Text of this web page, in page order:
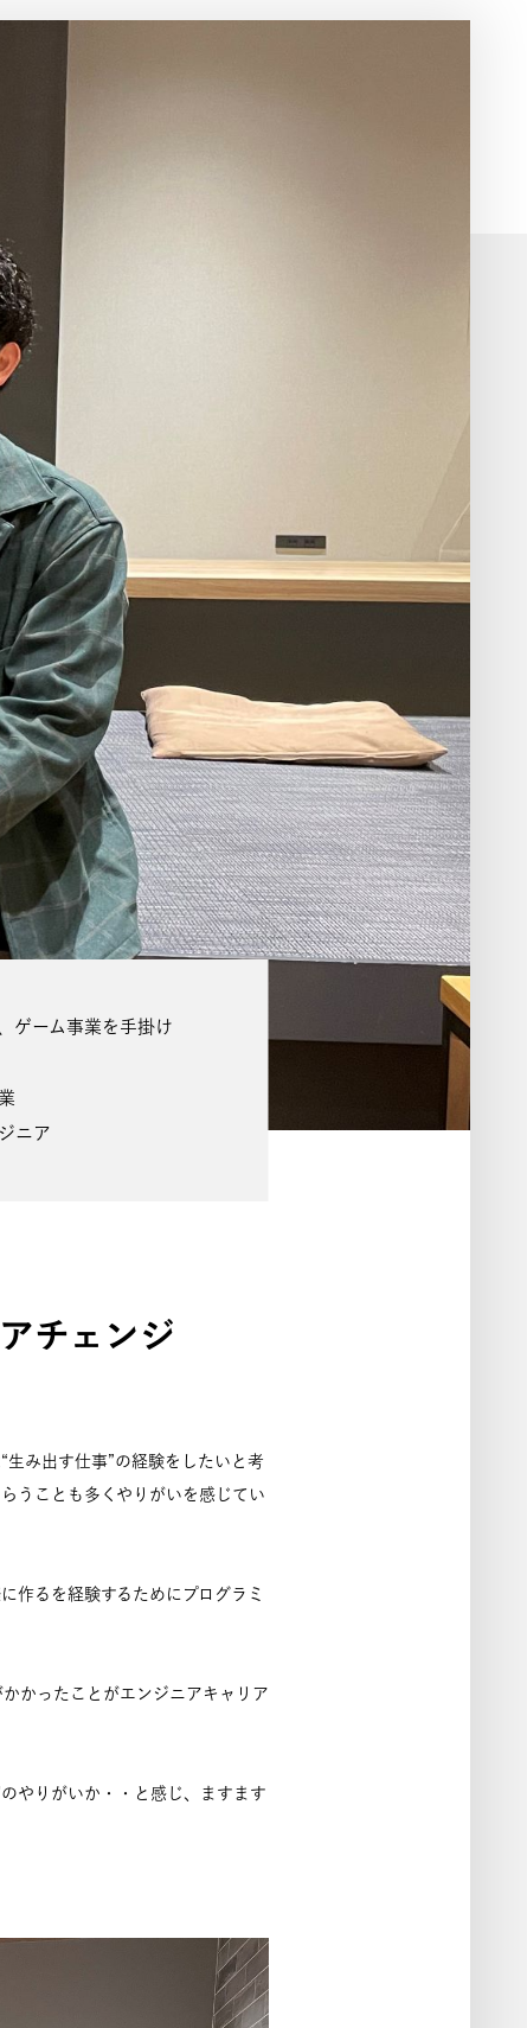
ゲーム事業を手掛け
ニア
チェンジ
み出す仕事”の経験をしたいと考
うことも多くやりがいを感じてい
作るを経験するためにプログラミ
かったことがエンジニアキャリア
やりがいか・・と感じ、ますます